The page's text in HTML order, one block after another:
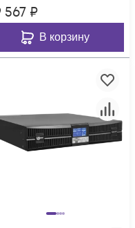
567 ₽
В корзину